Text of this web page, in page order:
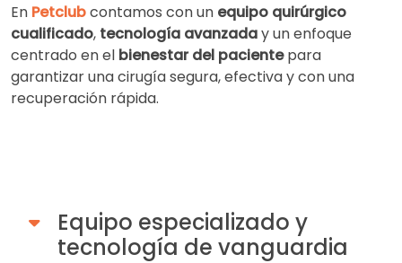
En Petclubcontamos con un equipo quirúrgico
cualificado, tecnología avanzaday un enfoque
centrado en el bienestar del pacientepara
garantizar una cirugía segura, efectiva y con una
recuperación rápida.
Equipo especializado y
tecnología de vanguardia